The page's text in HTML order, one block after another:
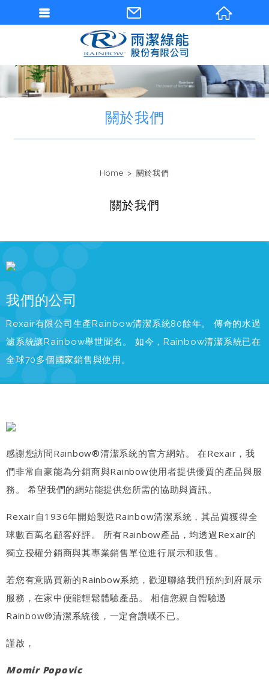
關於我們
Home 關於我們
關於我們
我們的公司
Rexair有限公司生產Rainbow清潔系統80餘年。 傳奇的水過
濾系統讓Rainbow舉世聞名。 如今，Rainbow清潔系統已在
全球70多個國家銷售與使用。
感謝您訪問Rainbow®清潔系統的官方網站。 在Rexair，我
們非常自豪能為分銷商與Rainbow使用者提供優質的產品與服
務。 希望我們的網站能提供您所需的協助與資訊。
Rexair自1936年開始製造Rainbow清潔系統，其品質獲得全
球數百萬名顧客好評。 所有Rainbow產品，均透過Rexair的
獨立授權分銷商與其專業銷售單位進行展示和販售。
若您有意購買新的Rainbow系統，歡迎聯絡我們預約到府展示
服務，在家中便能輕鬆體驗產品。 相信您親自體驗過
Rainbow®清潔系統後，一定會讚嘆不已。
謹啟，
Momir Popovic